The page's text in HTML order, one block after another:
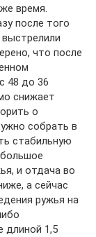
время.
после того
что после
48 до 36
снижает
о
собрать в
стабильную
и отдача во
а сейчас
ружья на
длиной 1,5